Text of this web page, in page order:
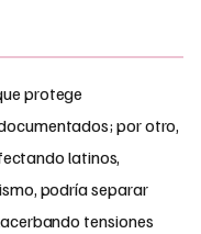
protege
por otro,
latinos,
podría separar
tensiones